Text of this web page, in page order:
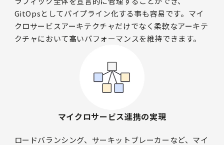
GitOpsとしてパイプライン化する事も容易です。マイ
クロサービスアーキテクチャだけでなく柔軟なアーキテ
クチャにおいて高いパフォーマンスを維持できます。
マイクロサービス連携の実現
ロードバランシング、サーキットブレーカーなど、マイ